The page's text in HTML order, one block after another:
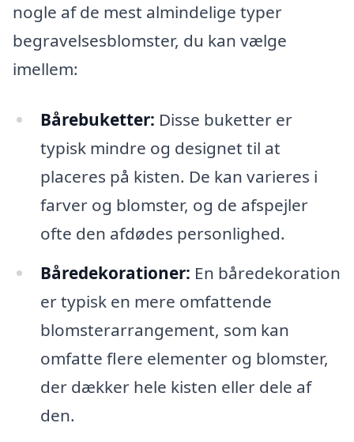
nogle af de mest almindelige typer
begravelsesblomster, du kan vælge
imellem:
Bårebuketter: Disse buketter er
typisk mindre og designet til at
placeres på kisten. De kan varieres i
farver og blomster, og de afspejler
ofte den afdødes personlighed.
Båredekorationer: En båredekoration
er typisk en mere omfattende
blomsterarrangement, som kan
omfatte flere elementer og blomster,
der dækker hele kisten eller dele af
den.